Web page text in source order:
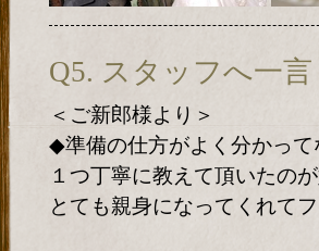
Q5. スタッフへ一言
＜ご新郎様より＞
◆準備の仕方がよく分かっ
１つ丁寧に教えて頂いたの
とても親身になってくれて